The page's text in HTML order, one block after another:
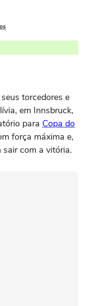
torcedores e
em Innsbruck,
para Copa do
força máxima e,
sair com a vitória.